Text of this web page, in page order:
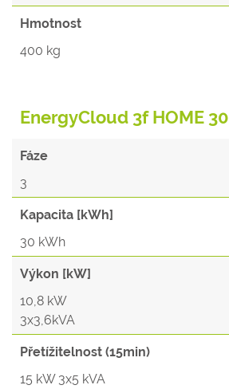
Hmotnost
400 kg
EnergyCloud 3f HOME 30
Fáze
3
Kapacita [kWh]
30 kWh
Výkon [kW]
10,8 kW
3x3,6kVA
Přetížitelnost (15min)
15 kW 3x5 kVA